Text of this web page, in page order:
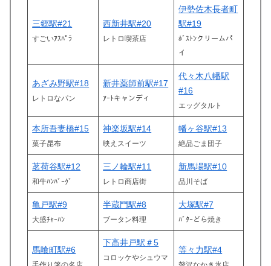
三郷駅#21
すごいｱｽﾊﾟﾗ
西新井駅#20
レトロ喫茶店
伊勢佐木長者町
駅#19
ﾎﾞｽﾄﾝクリームパ
イ
あざみ野駅#18
レトロなパン
新井薬師前駅#17
ｱｰﾄキャンディ
代々木八幡駅
#16
エッグタルト
本所吾妻橋#15
菓子昆布
神楽坂駅#14
映えスイーツ
幡ヶ谷駅#13
絶品ごま団子
茗荷谷駅#12
和牛ﾊﾝﾊﾞｰｸﾞ
三ノ輪駅#11
レトロ商店街
新馬場駅#10
品川そば
亀戸駅#9
大盛ﾁｬｰﾊﾝ
半蔵門駅#8
ブータン料理
大塚駅#7
ﾊﾞﾀｰどら焼き
馬喰町駅#6
下高井戸駅＃5
コロッケやシュウマ
等々力駅#4